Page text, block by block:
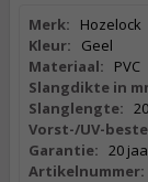
Merk:
Hozelock
Kleur:
Geel
Materiaal:
PVC
Slangdikte in
Slanglengte:
Vorst-/UV-
Garantie: 20
Artikelnummer: